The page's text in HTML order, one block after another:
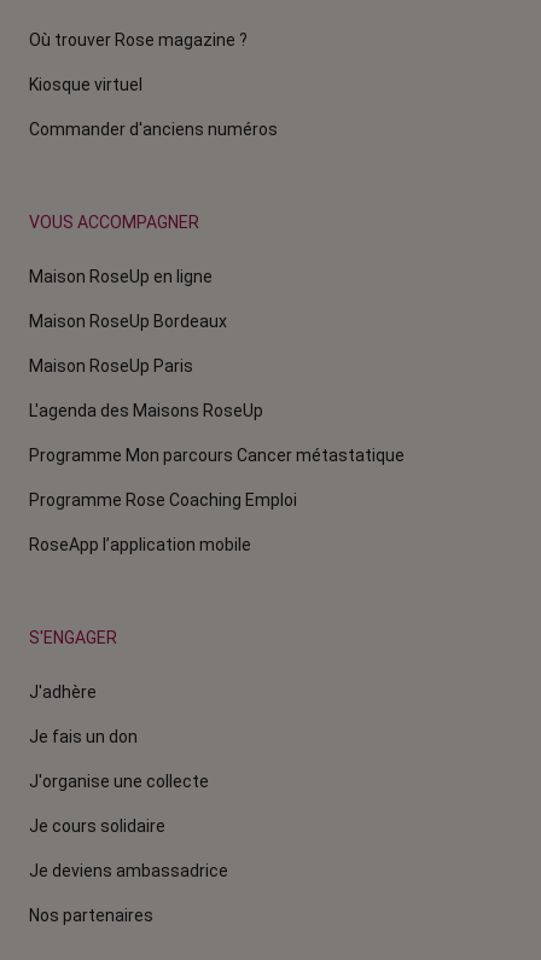
Où trouver Rose magazine ?
Kiosque virtuel
Commander d'anciens numéros
VOUS ACCOMPAGNER
Maison RoseUp en ligne
Maison RoseUp Bordeaux
Maison RoseUp Paris
L'agenda des Maisons RoseUp
Programme Mon parcours Cancer métastatique
Programme Rose Coaching Emploi
RoseApp l’application mobile
S'ENGAGER
J'adhère
Je fais un don
J'organise une collecte
Je cours solidaire
Je deviens ambassadrice
Nos partenaires